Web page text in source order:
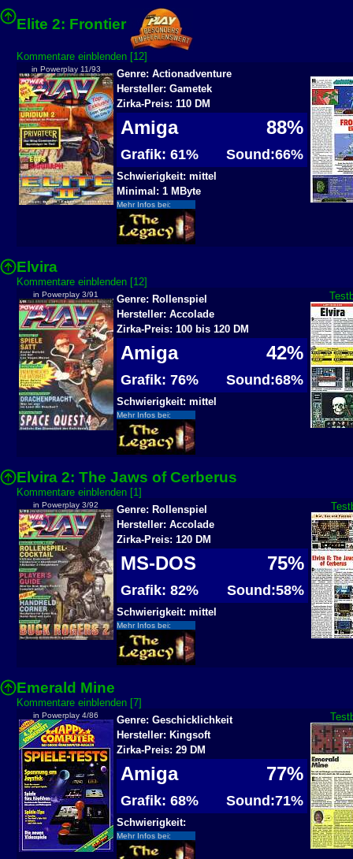
Elite 2: Frontier
Kommentare einblenden [12]
in Powerplay 11/93
Genre: Actionadventure
Hersteller: Gametek
Zirka-Preis: 110 DM
Amiga 88%
Grafik: 61% Sound:66%
Schwierigkeit: mittel
Minimal: 1 MByte
Mehr Infos bei:
Elvira
Kommentare einblenden [12]
in Powerplay 3/91
Genre: Rollenspiel
Hersteller: Accolade
Zirka-Preis: 100 bis 120 DM
Amiga 42%
Grafik: 76% Sound:68%
Schwierigkeit: mittel
Mehr Infos bei:
Elvira 2: The Jaws of Cerberus
Kommentare einblenden [1]
in Powerplay 3/92
Genre: Rollenspiel
Hersteller: Accolade
Zirka-Preis: 120 DM
MS-DOS 75%
Grafik: 82% Sound:58%
Schwierigkeit: mittel
Mehr Infos bei:
Emerald Mine
Kommentare einblenden [7]
in Powerplay 4/86
Genre: Geschicklichkeit
Hersteller: Kingsoft
Zirka-Preis: 29 DM
Amiga 77%
Grafik: 68% Sound:71%
Schwierigkeit:
Mehr Infos bei: